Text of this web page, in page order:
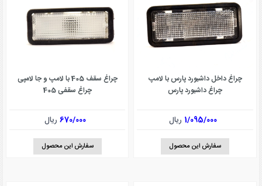
چراغ داخل داشبورد پارس با لامپ
چراغ داشبورد پارس
1/095/000 ریال
سفارش این محصول
چراغ سقف 405 با لامپ و جا لامپی
چراغ سقفی 405
670/000 ریال
سفارش این محصول